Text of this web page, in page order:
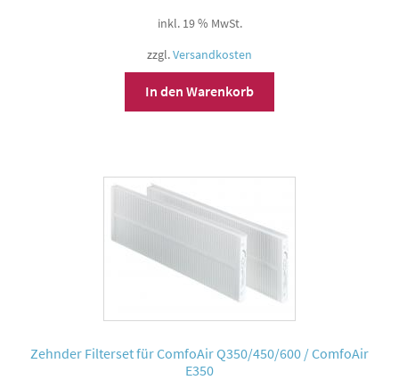
inkl. 19 % MwSt.
zzgl.Versandkosten
In den Warenkorb
Zehnder Filterset für ComfoAir Q350/450/600 / ComfoAir
E350